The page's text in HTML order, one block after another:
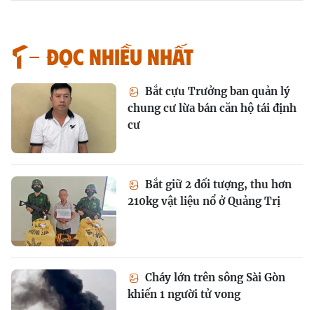
Đọc nhiều nhất
Bắt cựu Trưởng ban quản lý
chung cư lừa bán căn hộ tái định
cư
Bắt giữ 2 đối tượng, thu hơn
210kg vật liệu nổ ở Quảng Trị
Cháy lớn trên sông Sài Gòn
khiến 1 người tử vong